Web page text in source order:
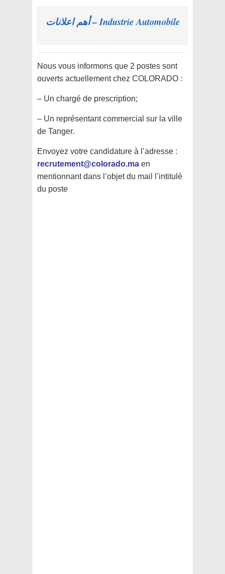
Industrie Automobile – أهم اعلانات
Nous vous informons que 2 postes sont
ouverts actuellement chez COLORADO :
– Un chargé de prescription;
– Un représentant commercial sur la ville
de Tanger.
Envoyez votre candidature à l’adresse :
recrutement@colorado.ma en
mentionnant dans l’objet du mail l’intitulé
du poste